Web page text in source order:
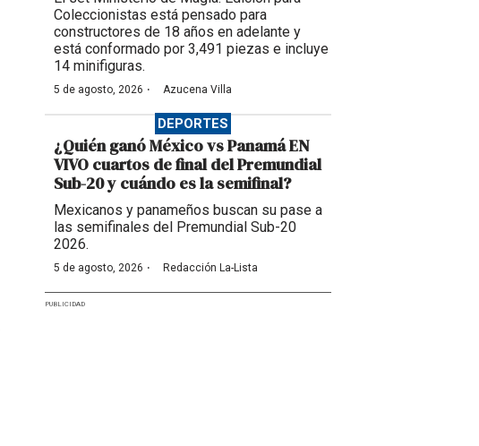
Coleccionistas está pensado para
constructores de 18 años en adelante y
está conformado por 3,491 piezas e incluye
14 minifiguras.
5 de agosto, 2026 · Azucena Villa
DEPORTES
¿Quién ganó México vs Panamá EN
VIVO cuartos de final del Premundial
Sub-20 y cuándo es la semifinal?
Mexicanos y panameños buscan su pase a
las semifinales del Premundial Sub-20
2026.
5 de agosto, 2026 · Redacción La-Lista
PUBLICIDAD